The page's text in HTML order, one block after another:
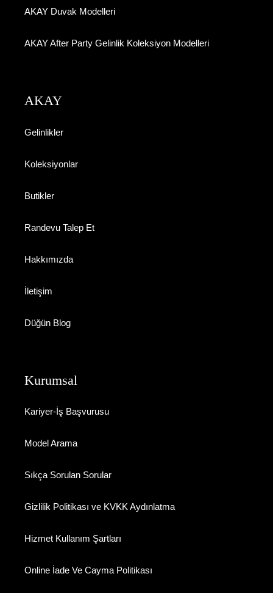
AKAY Duvak Modelleri
AKAY After Party Gelinlik Koleksiyon Modelleri
AKAY
Gelinlikler
Koleksiyonlar
Butikler
Randevu Talep Et
Hakkımızda
İletişim
Düğün Blog
Kurumsal
Kariyer-İş Başvurusu
Model Arama
Sıkça Sorulan Sorular
Gizlilik Politikası ve KVKK Aydınlatma
Hizmet Kullanım Şartları
Online İade Ve Cayma Politikası